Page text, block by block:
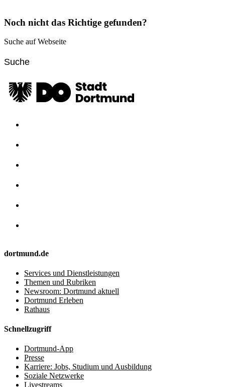
Noch nicht das Richtige gefunden?
Suche auf Webseite
dortmund.de
Services und Dienstleistungen
Themen und Rubriken
Newsroom: Dortmund aktuell
Dortmund Erleben
Rathaus
Schnellzugriff
Dortmund-App
Presse
Karriere: Jobs, Studium und Ausbildung
Soziale Netzwerke
Livestreams